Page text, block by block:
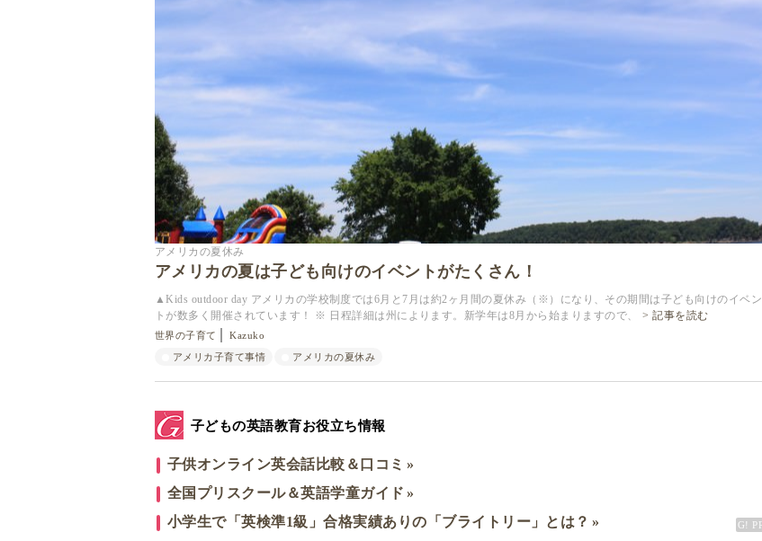
アメリカの夏休み
アメリカの夏は子ども向けのイベントがたくさん！
▲Kids outdoor day アメリカの学校制度では6月と7月は約2ヶ月間の夏休み（※）になり、その期間は子ども向けのイベン
トが数多く開催されています！ ※ 日程詳細は州によります。新学年は8月から始まりますので、
記事を読む
世界の子育て
Kazuko
アメリカ子育て事情
アメリカの夏休み
子どもの英語教育お役立ち情報
子供オンライン英会話比較＆口コミ
全国プリスクール＆英語学童ガイド
小学生で「英検準1級」合格実績ありの「ブライトリー」とは？